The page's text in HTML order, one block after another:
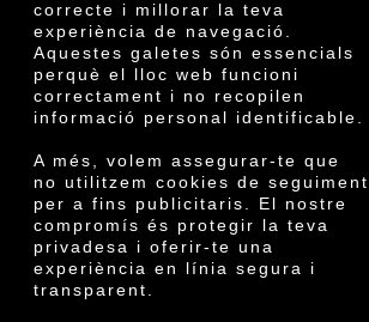
correcte i millorar la teva
experiència de navegació.
Aquestes galetes són essencials
perquè el lloc web funcioni
correctament i no recopilen
informació personal identificable.
A més, volem assegurar-te que
no utilitzem cookies de seguiment
per a fins publicitaris. El nostre
compromís és protegir la teva
privadesa i oferir-te una
experiència en línia segura i
transparent.
"La
està
catalans
segons
Amb el